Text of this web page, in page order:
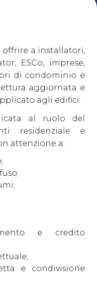
arrow_circle_right
offrire a installatori,
ESCo, imprese,
di condominio e
aggiornata e
agli edifici.
al ruolo del
residenziale e
attenzione a:
e credito
e condivisione